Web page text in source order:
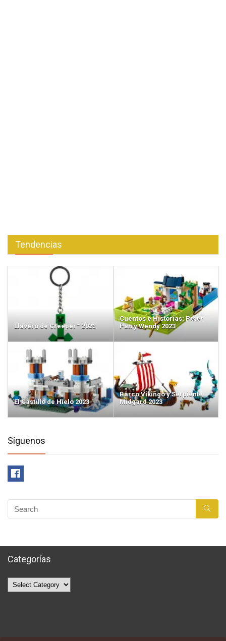
Tendencias
Llavero de Creeper™ 2023
Cuentos e Historias: Peter
Pan y Wendy 2023
El Castillo de Hielo 2023
Barco Vikingo y Serpiente
Midgard 2023
Síguenos
Categorías
Categorías